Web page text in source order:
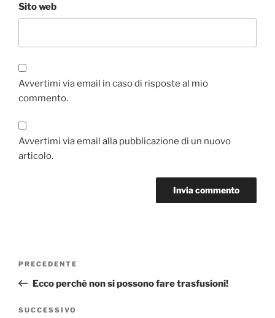
Sito web
Avvertimi via email in caso di risposte al mio
commento.
Avvertimi via email alla pubblicazione di un nuovo
articolo.
Articolo
precedente:
PRECEDENTE
Ecco perchè non si possono fare trasfusioni!
Articolo
SUCCESSIVO